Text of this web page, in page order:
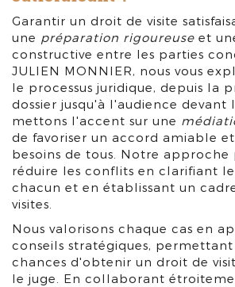
Garantir un droit de visite
une préparation rigoureuse et
constructive entre les parties
JULIEN MONNIER, nous vous
le processus juridique, depuis la
dossier jusqu'à l'audience devant
mettons l'accent sur une
de favoriser un accord amiable
besoins de tous. Notre approche
réduire les conflits en clarifiant
chacun et en établissant un
visites.
Nous valorisons chaque cas en
conseils stratégiques,
chances d'obtenir un droit de
le juge. En collaborant